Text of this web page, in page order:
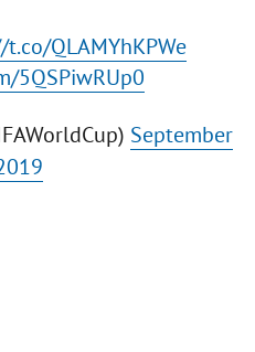
QLAMYhKPWe
5QSPiwRUp0
September